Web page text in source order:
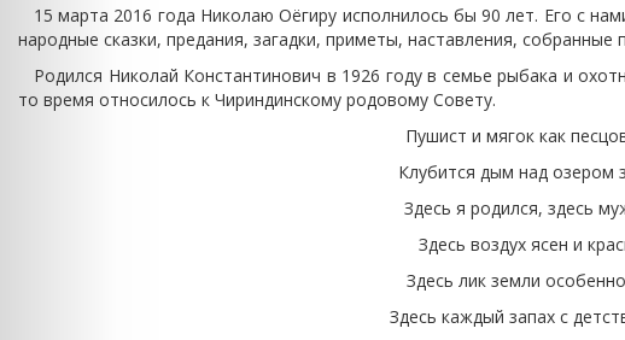
15 марта 2016 года Николаю Оёгиру исполнилось бы 90 лет. Его с
народные сказки, предания, загадки, приметы, наставления, собранные
Родился Николай Константинович в 1926 году в семье рыбака и
то время относилось к Чириндинскому родовому Совету.
Пушист и мягок как
Клубится дым над озером
Здесь я родился, здесь
Здесь воздух ясен и
Здесь лик земли особенно
Здесь каждый запах с